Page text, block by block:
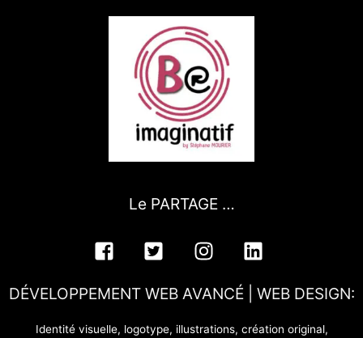
Le PARTAGE …
DÉVELOPPEMENT WEB AVANCÉ | WEB DESIGN:
Identité visuelle, logotype, illustrations, création original,